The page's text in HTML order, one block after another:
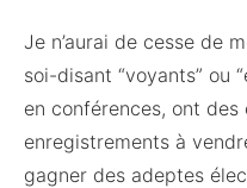
Je n’aurai de cesse de
soi-disant “voyants” ou
en conférences, ont
enregistrements à
gagner des adeptes